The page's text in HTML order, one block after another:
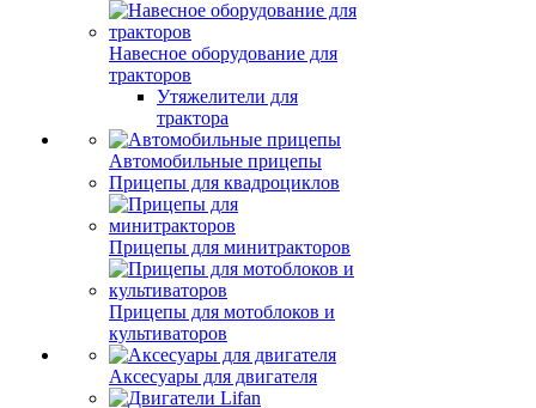
Навесное оборудование для
тракторов
Утяжелители для
трактора
Автомобильные прицепы
Прицепы для квадроциклов
Прицепы для минитракторов
Прицепы для мотоблоков и
культиваторов
Аксесуары для двигателя